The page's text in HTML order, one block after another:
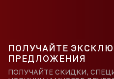
ПОЛУЧАЙТЕ
ПРЕДЛОЖЕНИЯ
ПОЛУЧАЙТЕ СКИДКИ,